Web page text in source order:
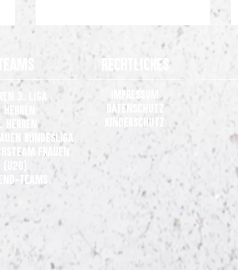
Gelungene Generalprobe: SV
Meppen gewinnt 3:0 beim VfL
Osnabrück
Teams
Herren
Herren
Bundesliga
Frauen
(U20)
Teams
Rechtliches
Impressum
Datenschutz
Kinderschutz